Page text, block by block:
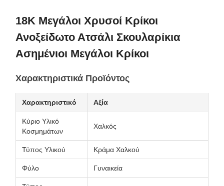
18K Μεγάλοι Χρυσοί Κρίκοι
Ανοξείδωτο Ατσάλι Σκουλαρίκια
Ασημένιοι Μεγάλοι Κρίκοι
Χαρακτηριστικά Προϊόντος
Χαρακτηριστικό Αξία
Κύριο Υλικό
Κοσμημάτων
Χαλκός
Τύπος Υλικού Κράμα Χαλκού
Φύλο Γυναικεία